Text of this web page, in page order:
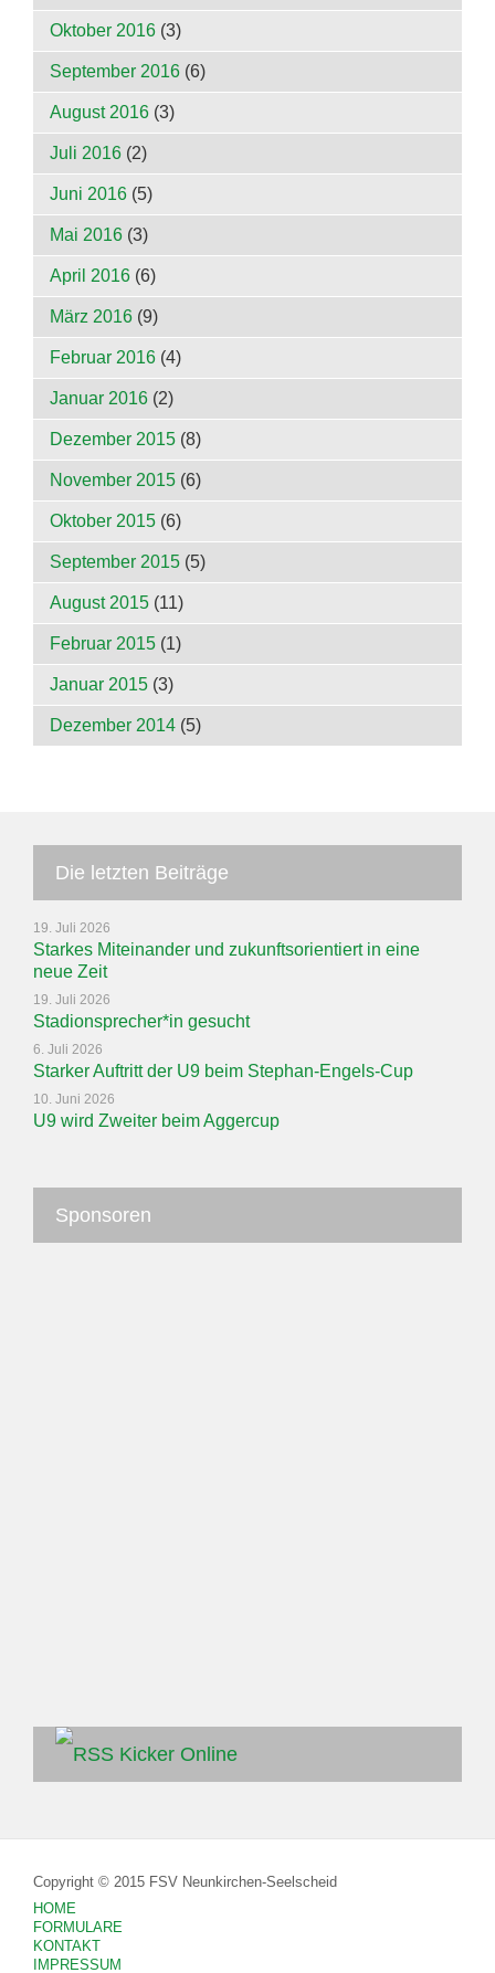
Oktober 2016 (3)
September 2016 (6)
August 2016 (3)
Juli 2016 (2)
Juni 2016 (5)
Mai 2016 (3)
April 2016 (6)
März 2016 (9)
Februar 2016 (4)
Januar 2016 (2)
Dezember 2015 (8)
November 2015 (6)
Oktober 2015 (6)
September 2015 (5)
August 2015 (11)
Februar 2015 (1)
Januar 2015 (3)
Dezember 2014 (5)
Die letzten Beiträge
19. Juli 2026
Starkes Miteinander und zukunftsorientiert in eine
neue Zeit
19. Juli 2026
Stadionsprecher*in gesucht
6. Juli 2026
Starker Auftritt der U9 beim Stephan-Engels-Cup
10. Juni 2026
U9 wird Zweiter beim Aggercup
Sponsoren
Kicker Online
Copyright © 2015 FSV Neunkirchen-Seelscheid
HOME
FORMULARE
KONTAKT
IMPRESSUM